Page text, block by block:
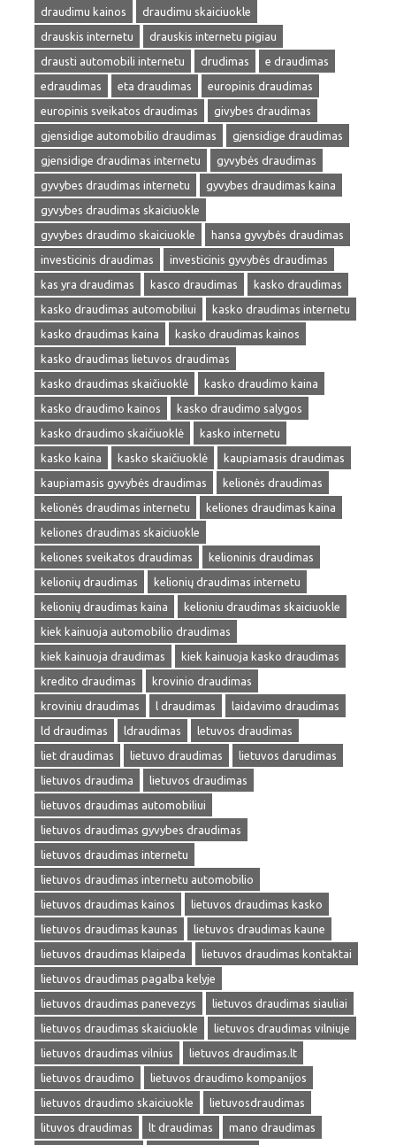
draudimu kainos
draudimu skaiciuokle
drauskis internetu
drauskis internetu pigiau
drausti automobili internetu
drudimas
e draudimas
edraudimas
eta draudimas
europinis draudimas
europinis sveikatos draudimas
givybes draudimas
gjensidige automobilio draudimas
gjensidige draudimas
gjensidige draudimas internetu
gyvybės draudimas
gyvybes draudimas internetu
gyvybes draudimas kaina
gyvybes draudimas skaiciuokle
gyvybes draudimo skaiciuokle
hansa gyvybės draudimas
investicinis draudimas
investicinis gyvybės draudimas
kas yra draudimas
kasco draudimas
kasko draudimas
kasko draudimas automobiliui
kasko draudimas internetu
kasko draudimas kaina
kasko draudimas kainos
kasko draudimas lietuvos draudimas
kasko draudimas skaičiuoklė
kasko draudimo kaina
kasko draudimo kainos
kasko draudimo salygos
kasko draudimo skaičiuoklė
kasko internetu
kasko kaina
kasko skaičiuoklė
kaupiamasis draudimas
kaupiamasis gyvybės draudimas
kelionės draudimas
kelionės draudimas internetu
keliones draudimas kaina
keliones draudimas skaiciuokle
keliones sveikatos draudimas
kelioninis draudimas
kelionių draudimas
kelionių draudimas internetu
kelionių draudimas kaina
kelioniu draudimas skaiciuokle
kiek kainuoja automobilio draudimas
kiek kainuoja draudimas
kiek kainuoja kasko draudimas
kredito draudimas
krovinio draudimas
kroviniu draudimas
l draudimas
laidavimo draudimas
ld draudimas
ldraudimas
letuvos draudimas
liet draudimas
lietuvo draudimas
lietuvos darudimas
lietuvos draudima
lietuvos draudimas
lietuvos draudimas automobiliui
lietuvos draudimas gyvybes draudimas
lietuvos draudimas internetu
lietuvos draudimas internetu automobilio
lietuvos draudimas kainos
lietuvos draudimas kasko
lietuvos draudimas kaunas
lietuvos draudimas kaune
lietuvos draudimas klaipeda
lietuvos draudimas kontaktai
lietuvos draudimas pagalba kelyje
lietuvos draudimas panevezys
lietuvos draudimas siauliai
lietuvos draudimas skaiciuokle
lietuvos draudimas vilniuje
lietuvos draudimas vilnius
lietuvos draudimas.lt
lietuvos draudimo
lietuvos draudimo kompanijos
lietuvos draudimo skaiciuokle
lietuvosdraudimas
lituvos draudimas
lt draudimas
mano draudimas